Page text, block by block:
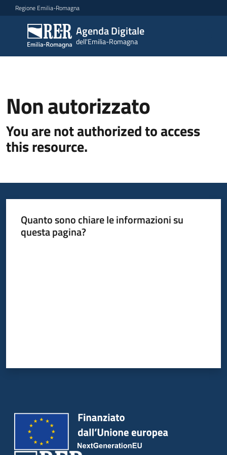
Vai al contenuto
Vai alla navigazione
Vai al footer
Regione Emilia-Romagna
Agenda Digitale
dell'Emilia-Romagna
Agenda
Digitale
dell'Emilia-
Novità
Strategia
Dati
del
territorio
Non autorizzato
You are not authorized to access
this resource.
Quanto sono chiare le informazioni su
questa pagina?